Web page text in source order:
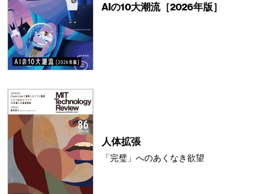
AIの10大潮流［2026年版］
人体拡張
「完璧」へのあくなき欲望